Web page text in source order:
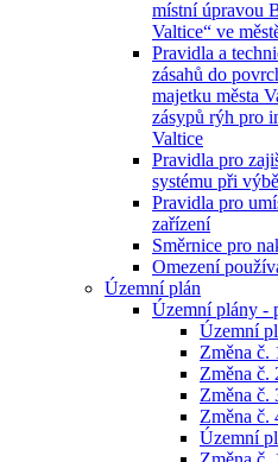
místní úpravou
Valtice“ ve
Pravidla a
zásahů do
majetku města
zásypů rýh pro
Valtice
Pravidla pro
systému při
Pravidla pro
zařízení
Směrnice pro
Omezení
Územní plán
Územní plány -
Územní
Změna č.
Změna č.
Změna č.
Změna č.
Územní